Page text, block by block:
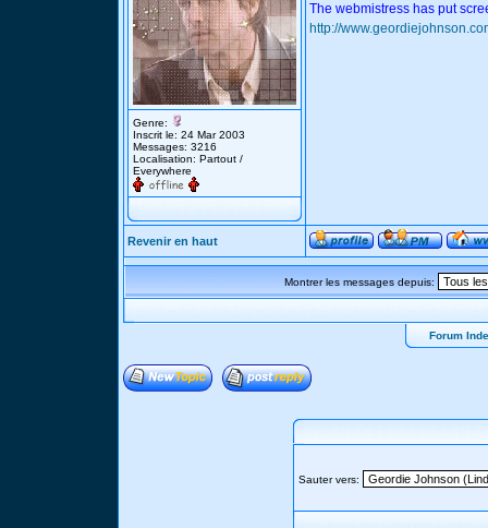
Genre:
Inscrit le: 24 Mar 2003
Messages: 3216
Localisation: Partout /
Everywhere
The webmistress has put
http://
Revenir en haut
Montrer les messages depuis:
Forum
Sauter vers: